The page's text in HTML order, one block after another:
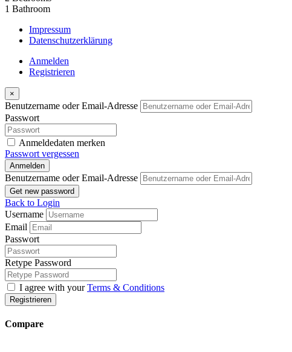
1 Bathroom
Impressum
Datenschutzerklärung
Anmelden
Registrieren
×
Benutzername oder Email-Adresse
Passwort
Anmeldedaten merken
Passwort vergessen
Anmelden
Benutzername oder Email-Adresse
Get new password
Back to Login
Username
Email
Passwort
Retype Password
I agree with yourTerms & Conditions
Registrieren
Compare